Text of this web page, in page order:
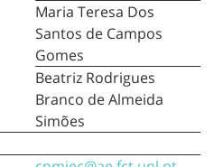
Maria Teresa Dos
Santos de Campos
Gomes
Beatriz Rodrigues
Branco de Almeida
Simões